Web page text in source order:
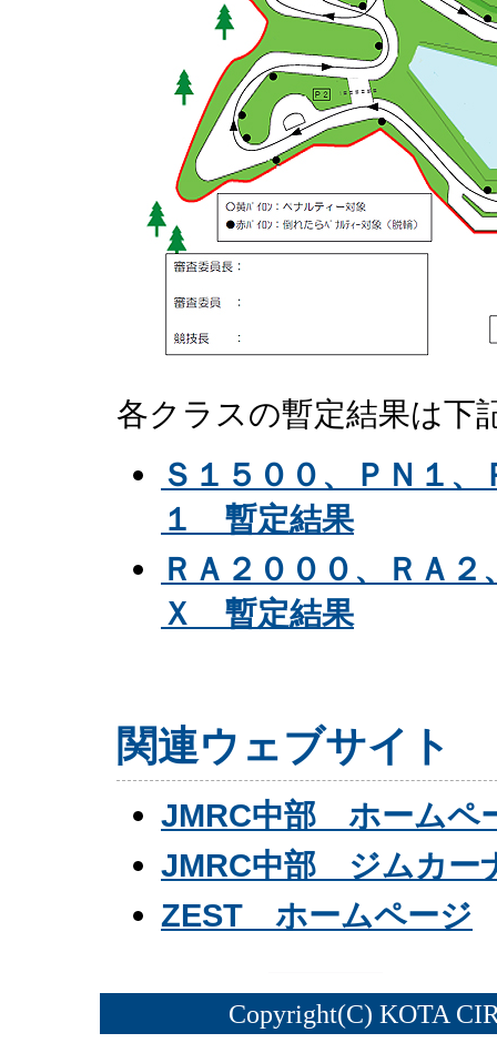
各クラスの暫定結果は下
Ｓ１５００、ＰＮ１
１ 暫定結果
ＲＡ２０００、ＲＡ
Ｘ 暫定結果
関連ウェブサイト
JMRC中部 ホームペ
JMRC中部 ジムカー
ZEST ホームページ
Copyright(C) KOTA